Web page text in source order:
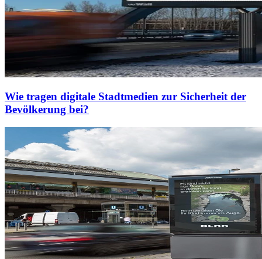
Wie tragen digitale Stadtmedien zur Sicherheit der
Bevölkerung bei?